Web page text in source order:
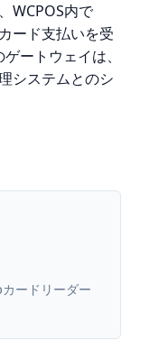
WCPOS内で
ード支払いを受
ートウェイは、
システムとのシ
ードリーダー